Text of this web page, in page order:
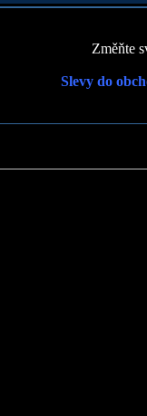
Změňte
Slevy do